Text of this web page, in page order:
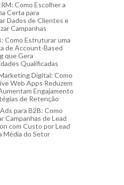
Como Escolher a
Certa para
Dados de Clientes e
Campanhas
Como Estruturar uma
de Account-Based
que Gera
Qualificadas
Digital: Como
Web Apps Reduzem
Engajamento
de Retenção
para B2B: Como
Campanhas de Lead
com Custo por Lead
Média do Setor